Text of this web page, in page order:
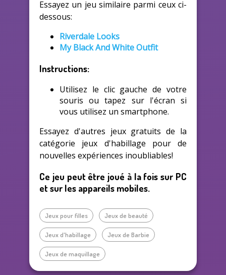
Essayez un jeu similaire parmi ceux ci-
dessous:
Riverdale Looks
My Black And White Outfit
Instructions:
Utilisez le clic gauche de votre
souris ou tapez sur l'écran si
vous utilisez un smartphone.
Essayez d'autres jeux gratuits de la
catégorie jeux d'habillage pour de
nouvelles expériences inoubliables!
Ce jeu peut être joué à la fois sur PC
et sur les appareils mobiles.
Jeux pour filles Jeux de beauté
Jeux d'habillage Jeux de Barbie
Jeux de maquillage